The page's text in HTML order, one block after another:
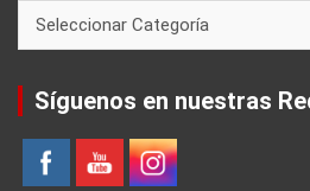
Síguenos en nuestras